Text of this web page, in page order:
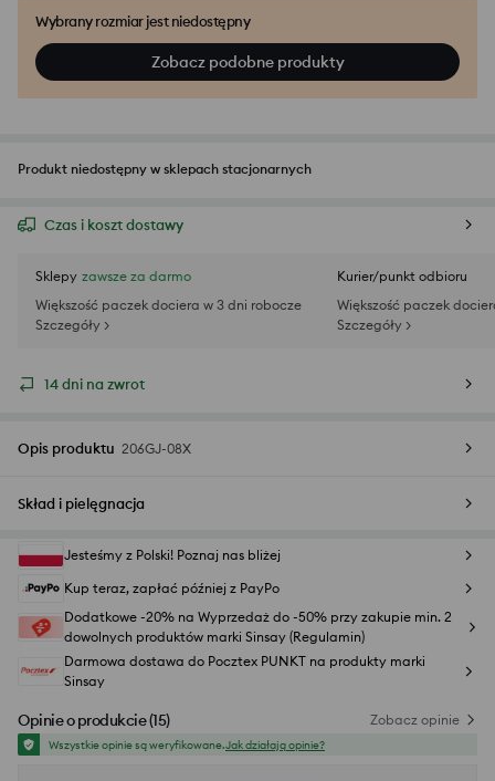
Wybrany rozmiar jest niedostępny
Zobacz podobne produkty
Produkt niedostępny w sklepach stacjonarnych
Czas i koszt dostawy
Sklepy zawsze za darmo
Większość paczek dociera w 3 dni robocze
Szczegóły >
Kurier/punkt odbioru
Większość paczek
Szczegóły >
14 dni na zwrot
Opis produktu 206GJ-08X
Skład i pielęgnacja
Jesteśmy z Polski! Poznaj nas bliżej
Kup teraz, zapłać później z PayPo
Dodatkowe -20% na Wyprzedaż do -50% przy zakupie min. 2
dowolnych produktów marki Sinsay (Regulamin)
Darmowa dostawa do Pocztex PUNKT na produkty marki
Sinsay
Opinie o produkcie(15) Zobacz opinie
Wszystkie opinie są weryfikowane.Jak działają opinie?